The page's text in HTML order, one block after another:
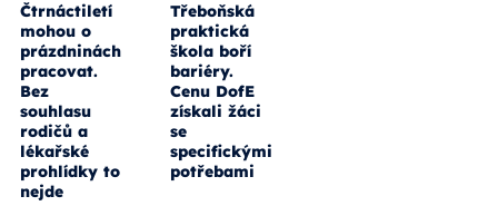
Čtrnáctiletí
mohou o
prázdninách
pracovat.
Bez
souhlasu
rodičů a
lékařské
prohlídky to
nejde
Třeboňská
praktická
škola boří
bariéry.
Cenu DofE
získali žáci
se
specifickými
potřebami